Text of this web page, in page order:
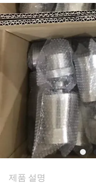
문
조
회
를
요
제품 설명